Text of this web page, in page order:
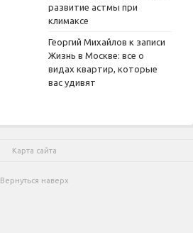
развитие астмы при
климаксе
Георгий Михайлов к записи
Жизнь в Москве: все о
видах квартир, которые
вас удивят
Карта сайта
Вернуться наверх